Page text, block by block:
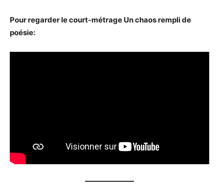
Pour regarder le court-métrage Un chaos rempli de
poésie: